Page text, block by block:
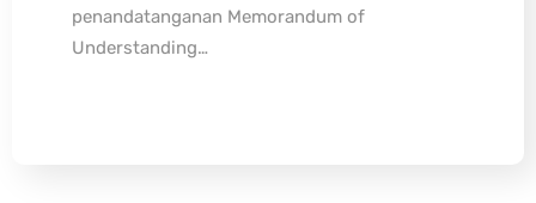
penandatanganan Memorandum of
Understanding…